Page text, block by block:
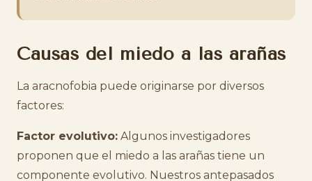
Causas del miedo a las arañas
La aracnofobia puede originarse por diversos
factores:
Factor evolutivo: Algunos investigadores
proponen que el miedo a las arañas tiene un
componente evolutivo. Nuestros antepasados